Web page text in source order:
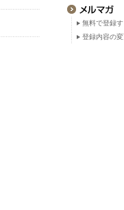
無料で登録
登録内容の